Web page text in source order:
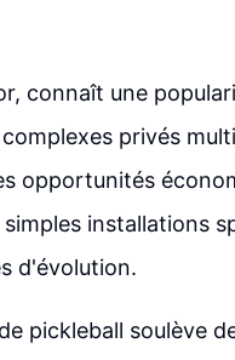
connaît une
privés
opportunités
installations
d'évolution.
pickleball soulève